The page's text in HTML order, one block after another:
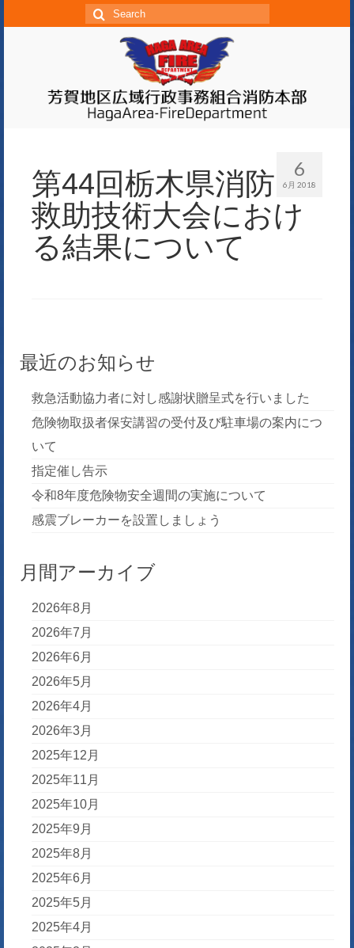
c
h
r:
6
6月 2018
第44回栃木県消防
救助技術大会におけ
る結果について
最近のお知らせ
救急活動協力者に対し感謝状贈呈式を行いました
危険物取扱者保安講習の受付及び駐車場の案内につ
いて
指定催し告示
令和8年度危険物安全週間の実施について
感震ブレーカーを設置しましょう
月間アーカイブ
2026年8月
2026年7月
2026年6月
2026年5月
2026年4月
2026年3月
2025年12月
2025年11月
2025年10月
2025年9月
2025年8月
2025年6月
2025年5月
2025年4月